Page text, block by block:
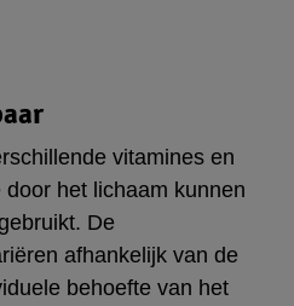
vitamines en
het lichaam kunnen
De
afhankelijk van de
behoefte van het